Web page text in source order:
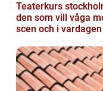
Teaterkurs
den som vill våga
scen och i vardagen